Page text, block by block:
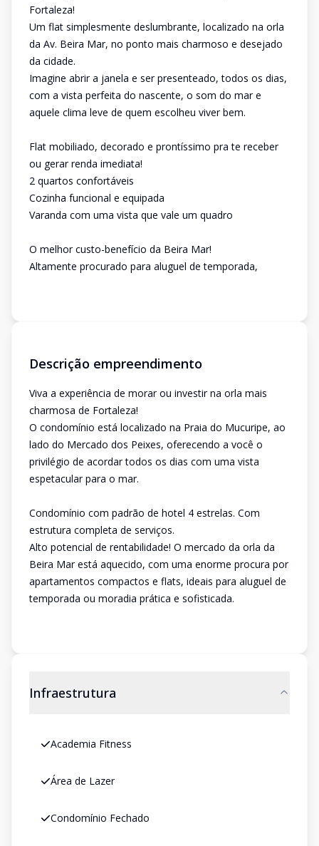
Fortaleza!
Um flat simplesmente deslumbrante, localizado na orla
da Av. Beira Mar, no ponto mais charmoso e desejado
da cidade.
Imagine abrir a janela e ser presenteado, todos os dias,
com a vista perfeita do nascente, o som do mar e
aquele clima leve de quem escolheu viver bem.
Flat mobiliado, decorado e prontíssimo pra te receber
ou gerar renda imediata!
2 quartos confortáveis
Cozinha funcional e equipada
Varanda com uma vista que vale um quadro
O melhor custo-benefício da Beira Mar!
Altamente procurado para aluguel de temporada,
Descrição empreendimento
Viva a experiência de morar ou investir na orla mais
charmosa de Fortaleza!
O condomínio está localizado na Praia do Mucuripe, ao
lado do Mercado dos Peixes, oferecendo a você o
privilégio de acordar todos os dias com uma vista
espetacular para o mar.
Condomínio com padrão de hotel 4 estrelas. Com
estrutura completa de serviços.
Alto potencial de rentabilidade! O mercado da orla da
Beira Mar está aquecido, com uma enorme procura por
apartamentos compactos e flats, ideais para aluguel de
temporada ou moradia prática e sofisticada.
Infraestrutura
Academia Fitness
Área de Lazer
Condomínio Fechado